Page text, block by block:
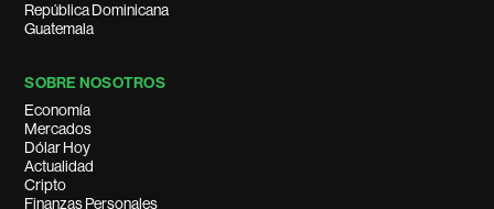
República Dominicana
Guatemala
SOBRE NOSOTROS
Economía
Mercados
Dólar Hoy
Actualidad
Cripto
Finanzas Personales